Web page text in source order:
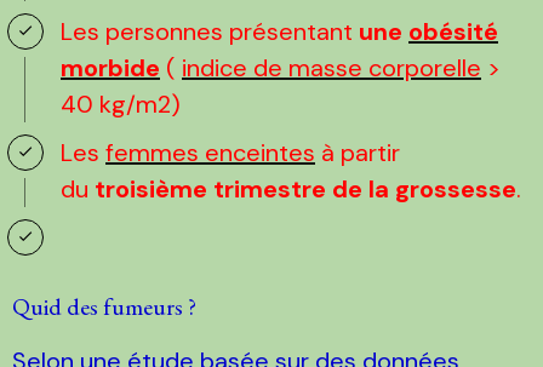
Les personnes présentant une obésité
morbide ( indice de masse corporelle >
40 kg/m2)
Les femmes enceintes à partir
du troisième trimestre de la grossesse.
Quid des fumeurs ?
Selon une étude basée sur des données